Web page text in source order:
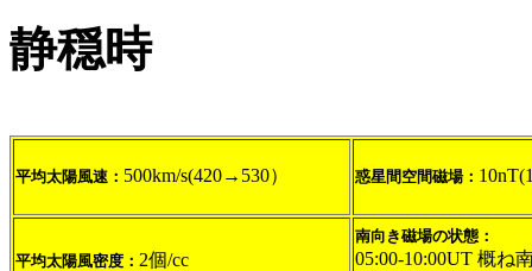
静穏時
平均太陽風速： 500km/s(420→530） 惑星間空間磁場：
平均太陽風密度： 2個/cc
南向き磁場の状態：
05:00-10:00UT 概ね